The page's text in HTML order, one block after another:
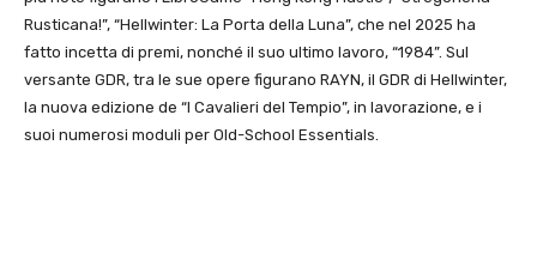
Rusticana!”, “Hellwinter: La Porta della Luna”, che nel 2025 ha
fatto incetta di premi, nonché il suo ultimo lavoro, “1984”. Sul
versante GDR, tra le sue opere figurano RAYN, il GDR di Hellwinter,
la nuova edizione de “I Cavalieri del Tempio”, in lavorazione, e i
suoi numerosi moduli per Old-School Essentials.